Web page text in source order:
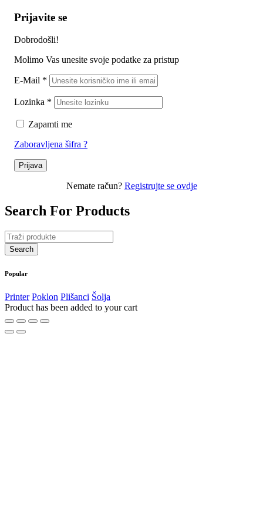
Prijavite se
Dobrodošli!
Molimo Vas unesite svoje podatke za pristup
E-Mail *
Lozinka *
Zapamti me
Zaboravljena šifra ?
Prijava
Nemate račun? Registrujte se ovdje
Search For Products
Popular
Printer Poklon Plišanci Šolja
Product has been added to your cart